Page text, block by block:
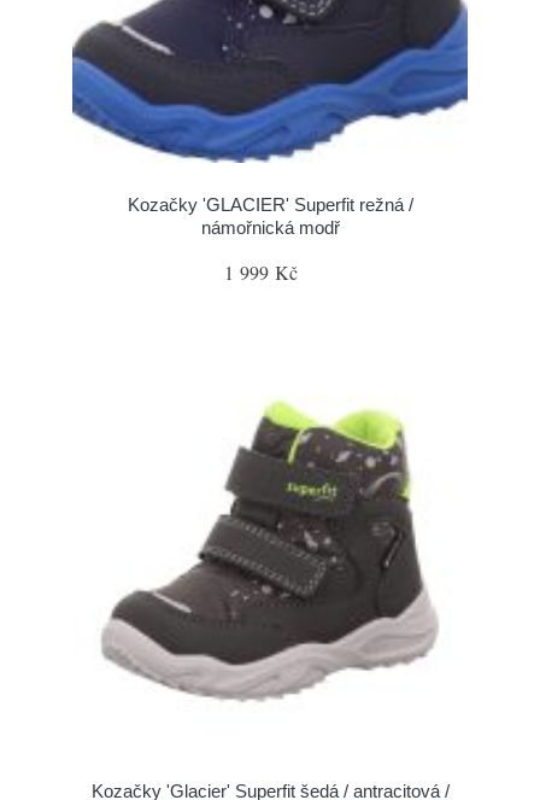
Kozačky 'GLACIER' Superfit režná /
námořnická modř
1 999 Kč
Kozačky 'Glacier' Superfit šedá / antracitová /